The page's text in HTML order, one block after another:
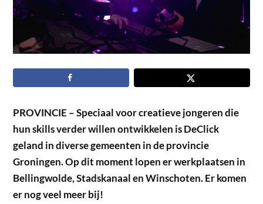
PROVINCIE – Speciaal voor creatieve jongeren die
hun skills verder willen ontwikkelen is DeClick
geland in diverse gemeenten in de provincie
Groningen. Op dit moment lopen er werkplaatsen in
Bellingwolde, Stadskanaal en Winschoten. Er komen
er nog veel meer bij!